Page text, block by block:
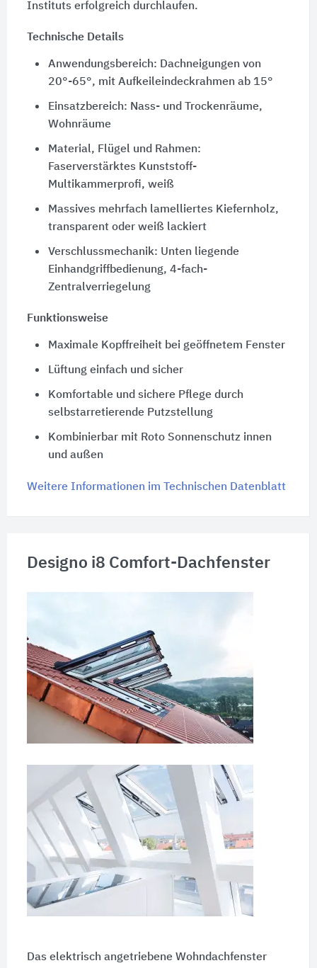
Instituts erfolgreich durchlaufen.
Technische Details
Anwendungsbereich: Dachneigungen von
20°-65°, mit Aufkeileindeckrahmen ab 15°
Einsatzbereich: Nass- und Trockenräume,
Wohnräume
Material, Flügel und Rahmen:
Faserverstärktes Kunststoff-
Multikammerprofi, weiß
Massives mehrfach lamelliertes Kiefernholz,
transparent oder weiß lackiert
Verschlussmechanik: Unten liegende
Einhandgriffbedienung, 4-fach-
Zentralverriegelung
Funktionsweise
Maximale Kopffreiheit bei geöffnetem Fenster
Lüftung einfach und sicher
Komfortable und sichere Pflege durch
selbstarretierende Putzstellung
Kombinierbar mit Roto Sonnenschutz innen
und außen
Weitere Informationen im Technischen Datenblatt
Designo i8 Comfort-Dachfenster
Das elektrisch angetriebene Wohndachfenster